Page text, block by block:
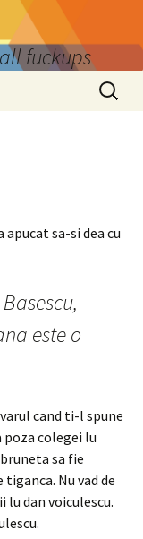
fuckups
Search
for:
sa-si dea cu
este o
cand ti-l spune
poza colegei lu
sa fie
Nu vad de
dan voiculescu.